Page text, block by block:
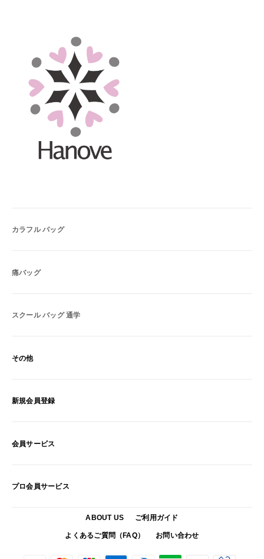
カラフル バッグ
痛バッグ
スクール バッグ 通学
その他
新規会員登録
会員サービス
プロ会員サービス
ABOUT US ご利用ガイド
よくあるご質問（FAQ） お問い合わせ